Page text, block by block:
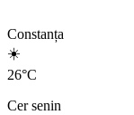
Constanța
☀️
26°C
Cer senin